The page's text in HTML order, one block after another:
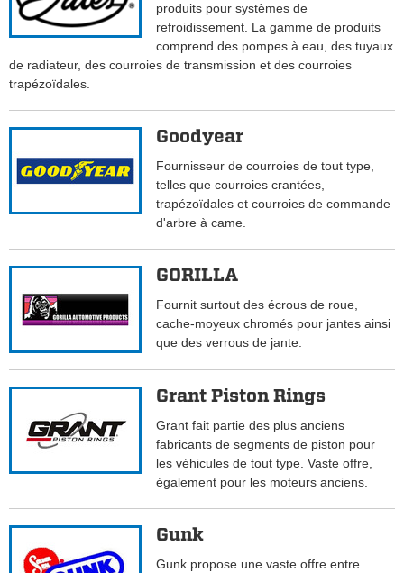
produits pour systèmes de
refroidissement. La gamme de produits
comprend des pompes à eau, des tuyaux
de radiateur, des courroies de transmission et des courroies
trapézoïdales.
Goodyear
Fournisseur de courroies de tout type,
telles que courroies crantées,
trapézoïdales et courroies de commande
d'arbre à came.
GORILLA
Fournit surtout des écrous de roue,
cache-moyeux chromés pour jantes ainsi
que des verrous de jante.
Grant Piston Rings
Grant fait partie des plus anciens
fabricants de segments de piston pour
les véhicules de tout type. Vaste offre,
également pour les moteurs anciens.
Gunk
Gunk propose une vaste offre entre